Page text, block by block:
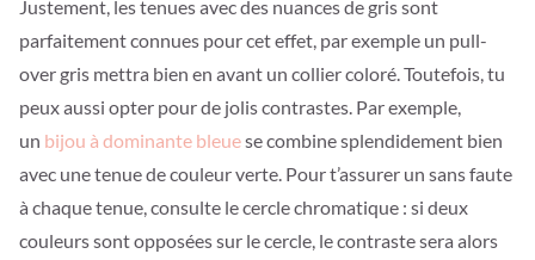
Justement, les tenues avec des nuances de gris sont
parfaitement connues pour cet effet, par exemple un pull-
over gris mettra bien en avant un collier coloré. Toutefois, tu
peux aussi opter pour de jolis contrastes. Par exemple,
un bijou à dominante bleuese combine splendidement bien
avec une tenue de couleur verte. Pour t’assurer un sans faute
à chaque tenue, consulte le cercle chromatique : si deux
couleurs sont opposées sur le cercle, le contraste sera alors